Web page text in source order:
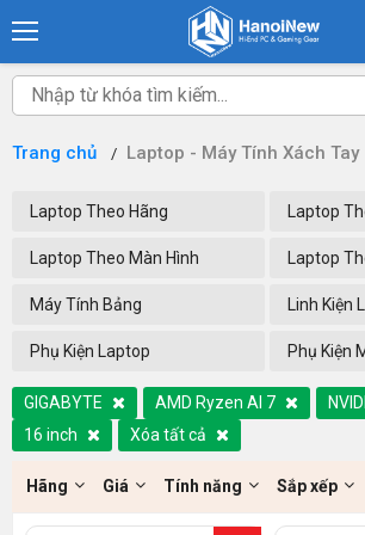
Trang chủ Laptop - Máy Tính Xách Tay
Laptop Theo Hãng Laptop
Laptop Theo Màn Hình Laptop
Máy Tính Bảng Linh Kiện
Phụ Kiện Laptop Phụ Kiện
GIGABYTE AMD Ryzen AI 7
16 inch
Xóa tất cả
Hãng Giá Tính năng Sắp xếp